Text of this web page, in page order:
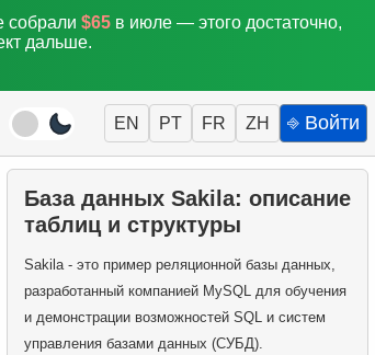
собрали $65 в июле — этого достаточно,
дальше.
EN PT FR ZH ⎆ Войти
База данных Sakila: описание
таблиц и структуры
Sakila - это пример реляционной базы данных,
разработанный компанией MySQL для обучения
и демонстрации возможностей SQL и систем
управления базами данных (СУБД).